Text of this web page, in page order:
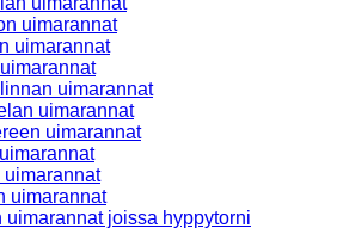
uimarannat
uimarannat
uimarannat
uimarannat
uimarannat
uimarannat
uimarannat
uimarannat joissa hyppytorni